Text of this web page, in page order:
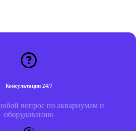
Консультации 24/7
вопрос по аквариумам и
оборудованию